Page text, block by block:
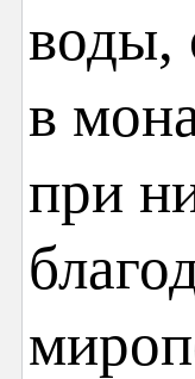
воды,
в
при